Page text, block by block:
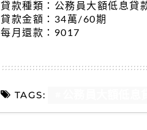
貸款種類：公務員大額低息貸
貸款金額：34萬/60期
每月還款：9017
TAGS: